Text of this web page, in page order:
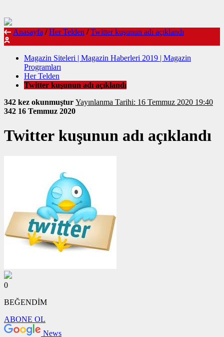
Anasayfa / Her Telden / Twitter kuşunun adı açıklandı
Magazin Siteleri | Magazin Haberleri 2019 | Magazin
Programları
Her Telden
Twitter kuşunun adı açıklandı
342 kez okunmuştur
Yayınlanma Tarihi: 16 Temmuz 2020 19:40
342 16 Temmuz 2020
Twitter kuşunun adı açıklandı
0
BEĞENDİM
ABONE OL
News